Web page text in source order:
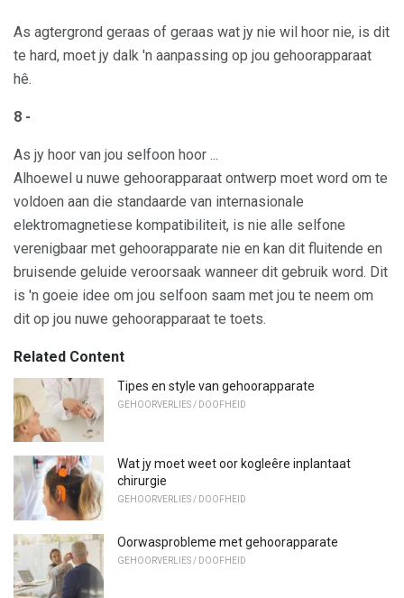
As agtergrond geraas of geraas wat jy nie wil hoor nie, is dit
te hard, moet jy dalk 'n aanpassing op jou gehoorapparaat
hê.
8 -
As jy hoor van jou selfoon hoor ...
Alhoewel u nuwe gehoorapparaat ontwerp moet word om te
voldoen aan die standaarde van internasionale
elektromagnetiese kompatibiliteit, is nie alle selfone
verenigbaar met gehoorapparate nie en kan dit fluitende en
bruisende geluide veroorsaak wanneer dit gebruik word. Dit
is 'n goeie idee om jou selfoon saam met jou te neem om
dit op jou nuwe gehoorapparaat te toets.
Related Content
Tipes en style van gehoorapparate
GEHOORVERLIES / DOOFHEID
Wat jy moet weet oor kogleêre inplantaat
chirurgie
GEHOORVERLIES / DOOFHEID
Oorwasprobleme met gehoorapparate
GEHOORVERLIES / DOOFHEID